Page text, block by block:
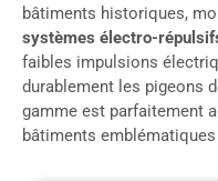
bâtiments historiques,
systèmes électro-
faibles impulsions
durablement les pigeons
gamme est parfaitement
bâtiments